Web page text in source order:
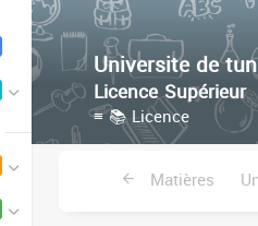
Universite de
Licence Supérieur
≡ 📚 Licence
Matières